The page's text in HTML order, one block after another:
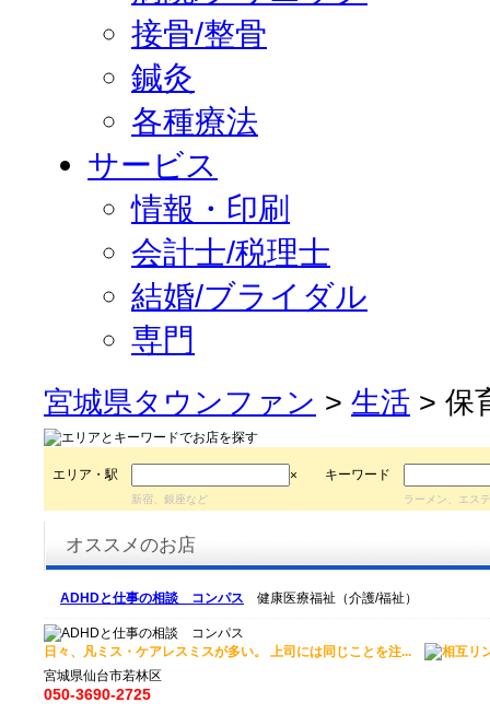
接骨/整骨
鍼灸
各種療法
サービス
情報・印刷
会計士/税理士
結婚/ブライダル
専門
宮城県タウンファン > 生活 > 保
エリア・駅 × キーワード
新宿、銀座など ラーメン、エス
オススメのお店
ADHDと仕事の相談 コンパス 健康医療福祉（介護/福祉）
日々、凡ミス・ケアレスミスが多い。 上司には同じことを注...
宮城県仙台市若林区
050-3690-2725